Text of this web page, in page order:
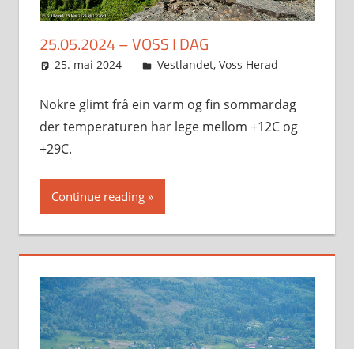
25.05.2024 – VOSS I DAG
25. mai 2024 Svein
Vestlandet, Voss Herad
Nokre glimt frå ein varm og fin sommardag
der temperaturen har lege mellom +12C og
+29C.
Continue reading